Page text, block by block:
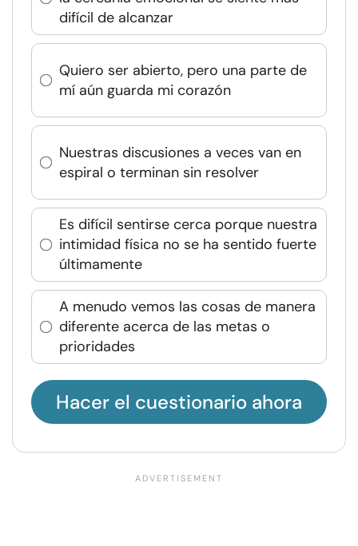
difícil de alcanzar
Quiero ser abierto, pero una parte de
mí aún guarda mi corazón
Nuestras discusiones a veces van en
espiral o terminan sin resolver
Es difícil sentirse cerca porque nuestra
intimidad física no se ha sentido fuerte
últimamente
A menudo vemos las cosas de manera
diferente acerca de las metas o
prioridades
Hacer el cuestionario ahora